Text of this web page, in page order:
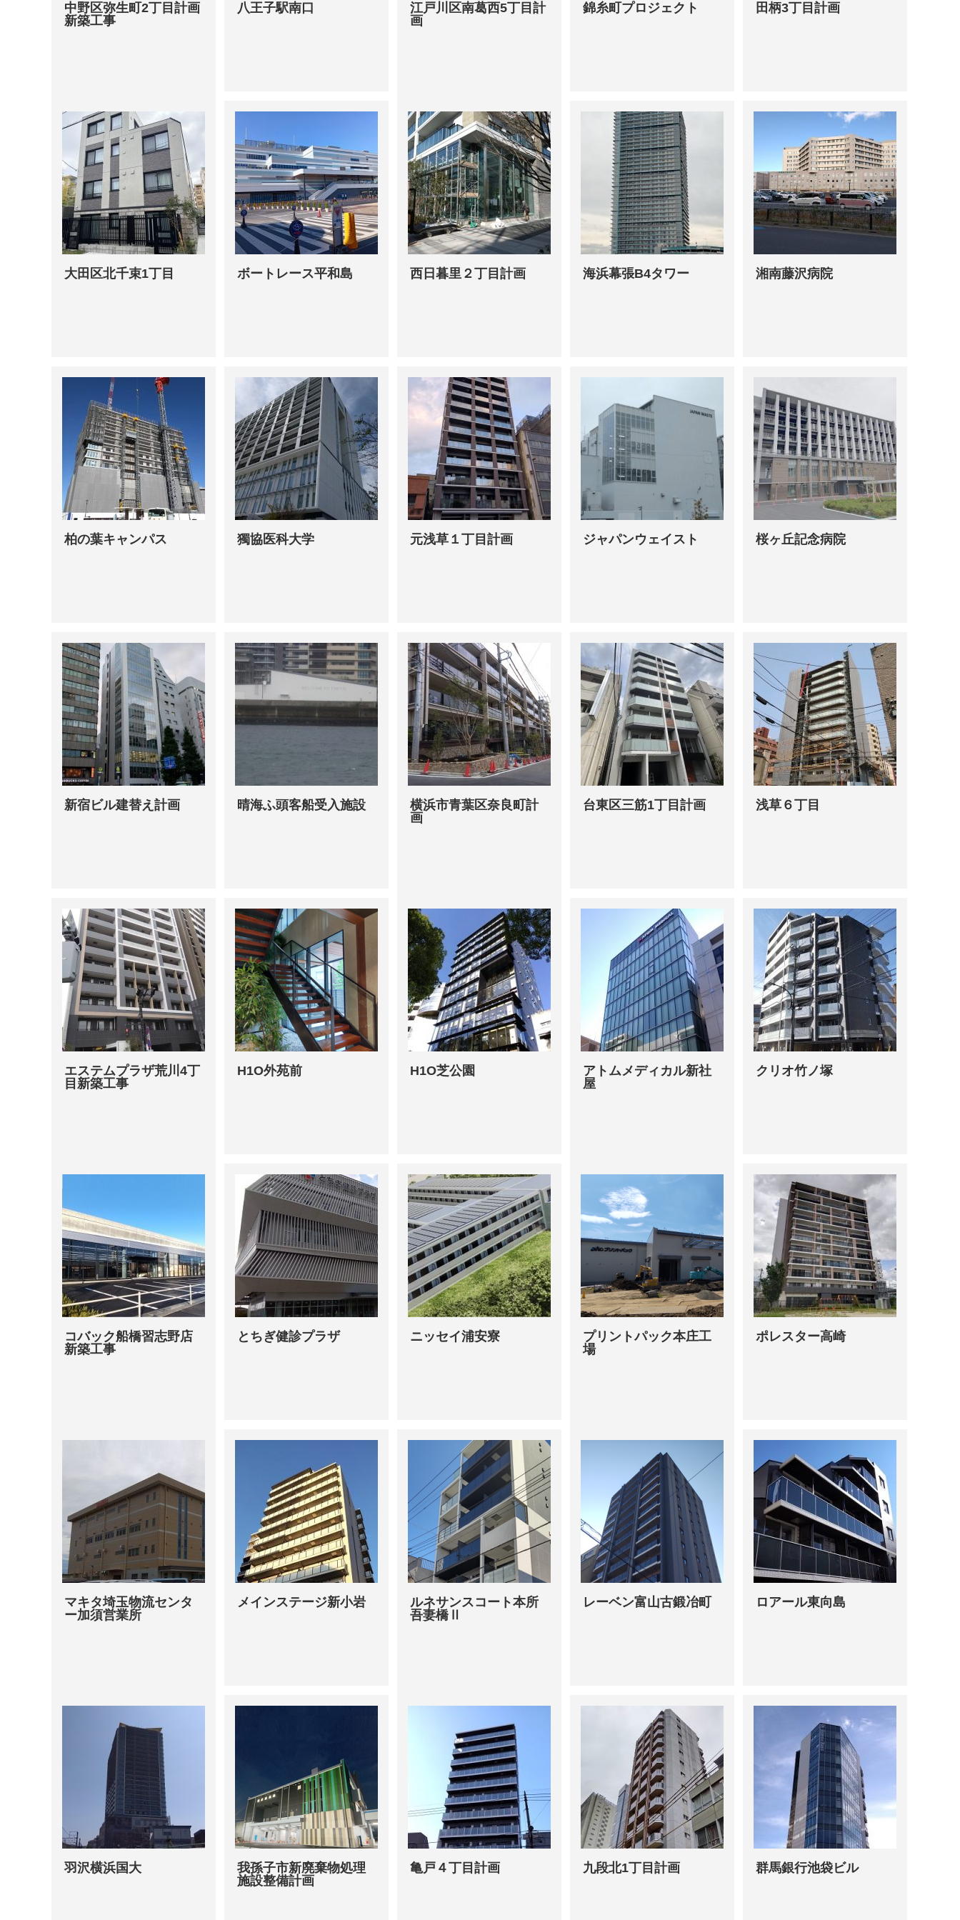
中野区弥生町2丁目計画
新築工事
八王子駅南口
江戸川区南葛西5丁目計
画
錦糸町プロジェクト 田柄3丁目計画
大田区北千束1丁目 ボートレース平和島 西日暮里２丁目計画 海浜幕張B4タワー 湘南藤沢病院
柏の葉キャンパス 獨協医科大学 元浅草１丁目計画 ジャパンウェイスト 桜ヶ丘記念病院
新宿ビル建替え計画 晴海ふ頭客船受入施設
横浜市青葉区奈良町計
画
台東区三筋1丁目計画 浅草６丁目
エステムプラザ荒川4丁
目新築工事
H1O外苑前 H1O芝公園
アトムメディカル新社
屋
クリオ竹ノ塚
コバック船橋習志野店
新築工事
とちぎ健診プラザ ニッセイ浦安寮
プリントパック本庄工
場
ポレスター高崎
マキタ埼玉物流センタ
ー加須営業所
メインステージ新小岩
ルネサンスコート本所
吾妻橋Ⅱ
レーベン富山古鍛冶町 ロアール東向島
羽沢横浜国大
我孫子市新廃棄物処理
施設整備計画
亀戸４丁目計画 九段北1丁目計画 群馬銀行池袋ビル